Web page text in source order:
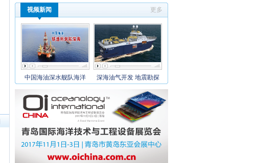
更多
视频新闻
中国海油深水舰队海洋 深海油气开发 地震勘探